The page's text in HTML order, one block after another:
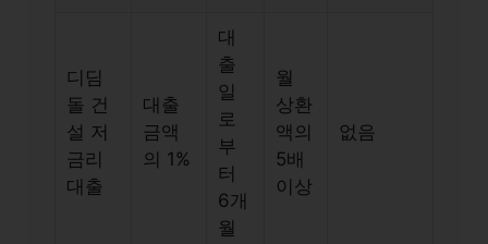
디딤
돌 건
설 저
금리
대출
대출
금액
의 1%
대
출
일
로
부
터
6개
월
월
상환
액의
5배
이상
없음